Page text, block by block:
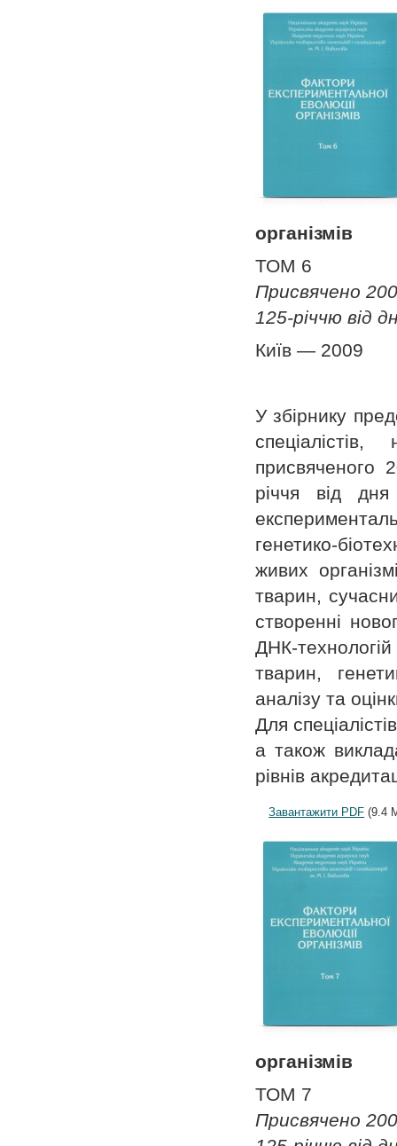
організмів
ТОМ 6
Присвячено
125-річчю від
Київ — 2009
У збірнику
присвяченого
річчя від
генетико-
живих
тварин,
створенні
ДНК-
тварин,
аналізу та
Для
а також
рівнів
Завантажити PDF (9.4
організмів
ТОМ 7
Присвячено